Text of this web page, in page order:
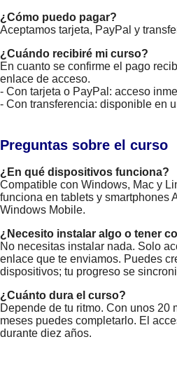
¿Cómo puedo pagar?
Aceptamos tarjeta, PayPal y
¿Cuándo recibiré mi curso?
En cuanto se confirme el pago
enlace de acceso.
- Con tarjeta o PayPal: acceso
- Con transferencia: disponible en
Preguntas sobre el curso
¿En qué dispositivos funciona?
Compatible con Windows, Mac y
funciona en tablets y smartphones
Windows Mobile.
¿Necesito instalar algo o tener
No necesitas instalar nada. Solo
enlace que te enviamos. Puedes
dispositivos; tu progreso se
¿Cuánto dura el curso?
Depende de tu ritmo. Con unos 20
meses puedes completarlo. El
durante diez años.